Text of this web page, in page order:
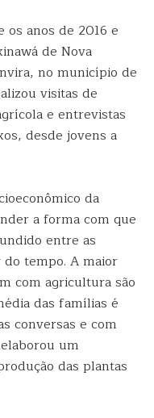
anos de 2016 e
de Nova
no município de
visitas de
e entrevistas
desde jovens a
da
a forma com que
entre as
tempo. A maior
com agricultura são
das famílias é
conversas e com
um
das plantas